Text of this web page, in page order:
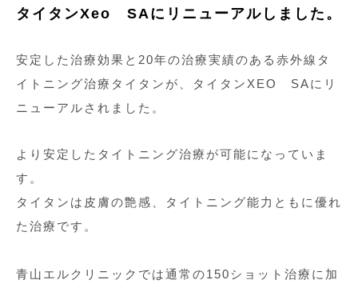
タイタンXeo SAにリニューアルしました。
安定した治療効果と20年の治療実績のある赤外線タ
イトニング治療タイタンが、タイタンXEO SAにリ
ニューアルされました。
より安定したタイトニング治療が可能になっていま
す。
タイタンは皮膚の艶感、タイトニング能力ともに優れ
た治療です。
青山エルクリニックでは通常の150ショット治療に加